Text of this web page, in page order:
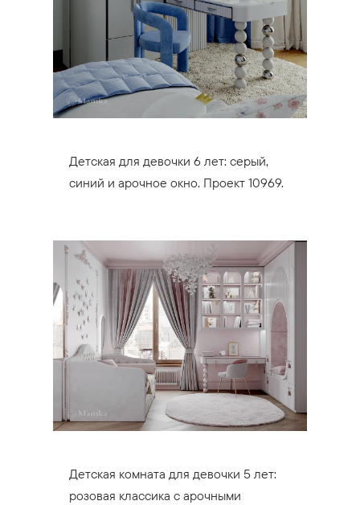
Детская для девочки 6 лет: серый,
синий и арочное окно. Проект 10969.
Детская комната для девочки 5 лет:
розовая классика с арочными